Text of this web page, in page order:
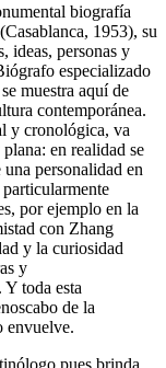
biografía
1953), su
ideas, personas y
especializado
muestra aquí de
contemporánea.
y cronológica, va
en realidad se
personalidad en
por ejemplo en la
con Zhang
y la curiosidad
y
Y toda esta
de la
envuelve.
pues brinda